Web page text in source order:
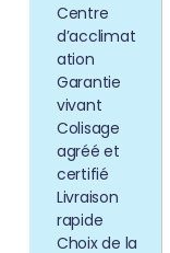
Centre
d’acclimat
ation
Garantie
vivant
Colisage
agréé et
certifié
Livraison
rapide
Choix de la